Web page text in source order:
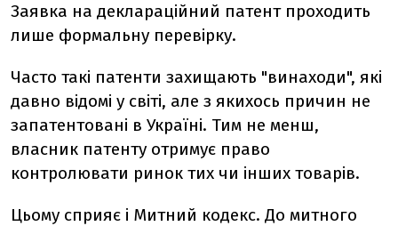
Заявка на деклараційний патент проходить
лише формальну перевірку.
Часто такі патенти захищають "винаходи", які
давно відомі у світі, але з якихось причин не
запатентовані в Україні. Тим не менш,
власник патенту отримує право
контролювати ринок тих чи інших товарів.
Цьому сприяє і Митний кодекс. До митного